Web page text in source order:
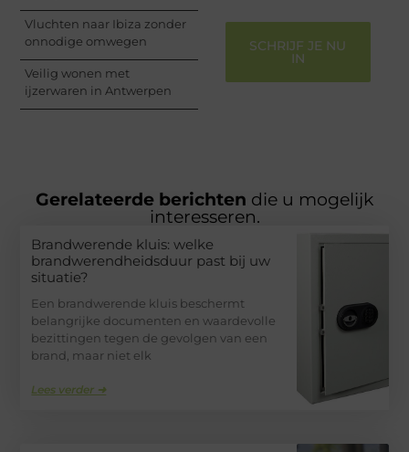
Vluchten naar Ibiza zonder
onnodige omwegen
Veilig wonen met
ijzerwaren in Antwerpen
SCHRIJF JE NU
IN
Gerelateerde berichten die u mogelijk
interesseren.
Brandwerende kluis: welke
brandwerendheidsduur past bij uw
situatie?
Een brandwerende kluis beschermt
belangrijke documenten en waardevolle
bezittingen tegen de gevolgen van een
brand, maar niet elk
Lees verder ➜